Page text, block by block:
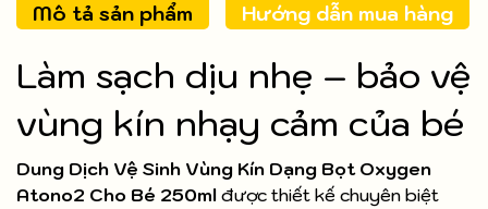
Mô tả sản phẩm Hướng dẫn mua hàng
Làm sạch dịu nhẹ – bảo vệ
vùng kín nhạy cảm của bé
Dung Dịch Vệ Sinh Vùng Kín Dạng Bọt Oxygen
Atono2 Cho Bé 250ml được thiết kế chuyên biệt